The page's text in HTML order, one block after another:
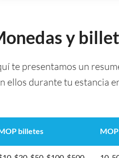
y
te presentamos un
ellos durante tu estancia
billetes